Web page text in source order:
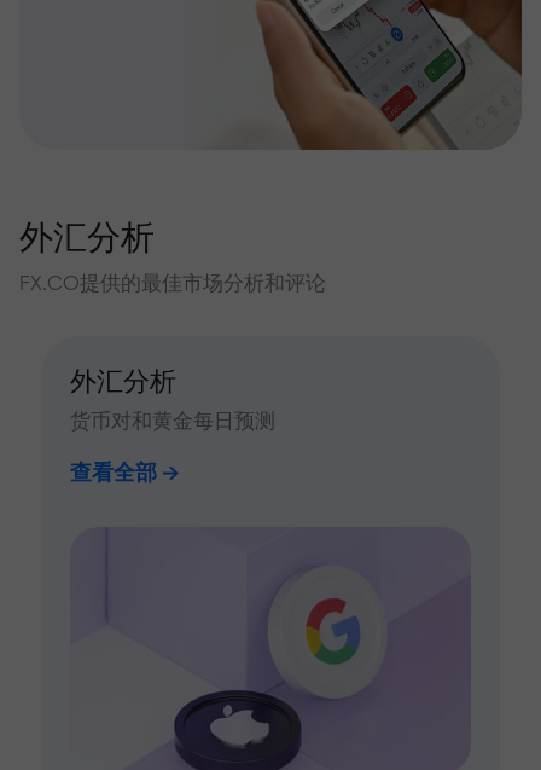
外汇分析
FX.CO提供的最佳市场分析和评论
外汇分析
货币对和黄金每日预测
查看全部